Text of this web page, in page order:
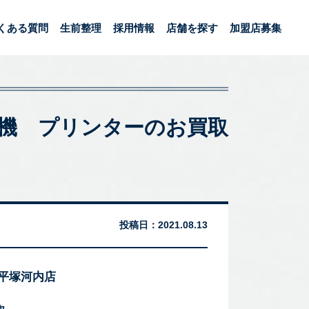
ある質問 生前整理 採用情報 店舗を探す 加盟店募集
プリンターのお買取
投稿日： 2021.08.13
塚河内店